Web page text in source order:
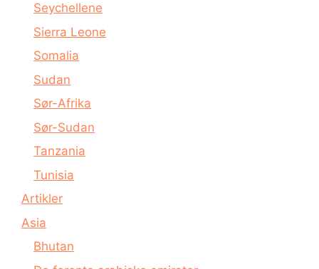
Seychellene
Sierra Leone
Somalia
Sudan
Sør-Afrika
Sør-Sudan
Tanzania
Tunisia
Artikler
Asia
Bhutan